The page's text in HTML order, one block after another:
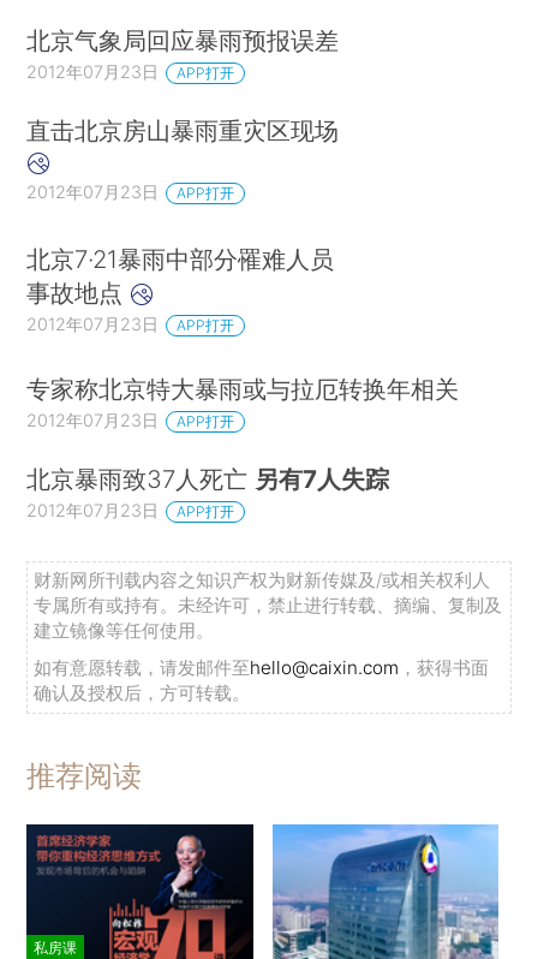
北京气象局回应暴雨预报误差
2012年07月23日 APP打开
直击北京房山暴雨重灾区现场
2012年07月23日 APP打开
北京7·21暴雨中部分罹难人员
事故地点
2012年07月23日 APP打开
专家称北京特大暴雨或与拉厄转换年相关
2012年07月23日 APP打开
北京暴雨致37人死亡 另有7人失踪
2012年07月23日 APP打开
财新网所刊载内容之知识产权为财新传媒及/或相关权利人
专属所有或持有。未经许可，禁止进行转载、摘编、复制及
建立镜像等任何使用。
如有意愿转载，请发邮件至hello@caixin.com ，获得书面
确认及授权后，方可转载。
推荐阅读
私房课